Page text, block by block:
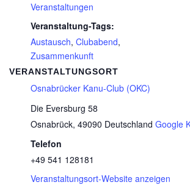
Veranstaltungen
Veranstaltung-Tags:
Austausch, Clubabend,
Zusammenkunft
VERANSTALTUNGSORT
Osnabrücker Kanu-Club (OKC)
Die Eversburg 58
Osnabrück, 49090 Deutschland Google
Telefon
+49 541 128181
Veranstaltungsort-Website anzeigen